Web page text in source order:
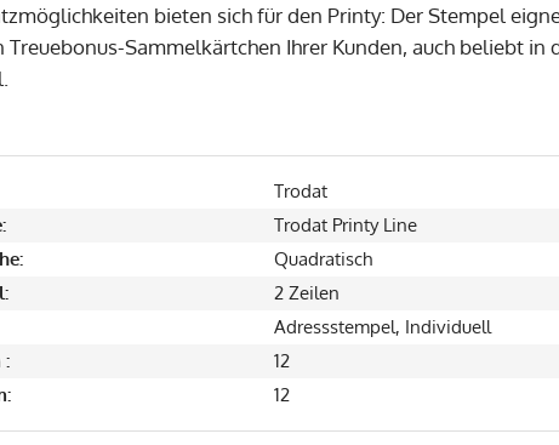
bieten sich für den Printy: Der Stempel
Sammelkärtchen Ihrer Kunden, auch beliebt in
Trodat
Trodat Printy Line
Quadratisch
2 Zeilen
Adressstempel, Individuell
:
12
12